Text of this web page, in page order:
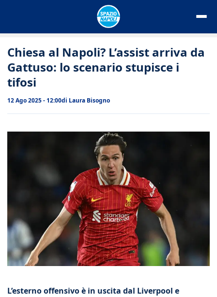
Chiesa al Napoli? L’assist arriva da
Gattuso: lo scenario stupisce i
tifosi
12 Ago 2025 - 12:00di Laura Bisogno
L’esterno offensivo è in uscita dal Liverpool e